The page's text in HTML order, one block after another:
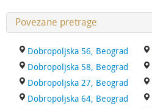
Povezane pretrage
Dobropoljska 56, Beograd
Dobropoljska 58, Beograd
Dobropoljska 27, Beograd
Dobropoljska 64, Beograd